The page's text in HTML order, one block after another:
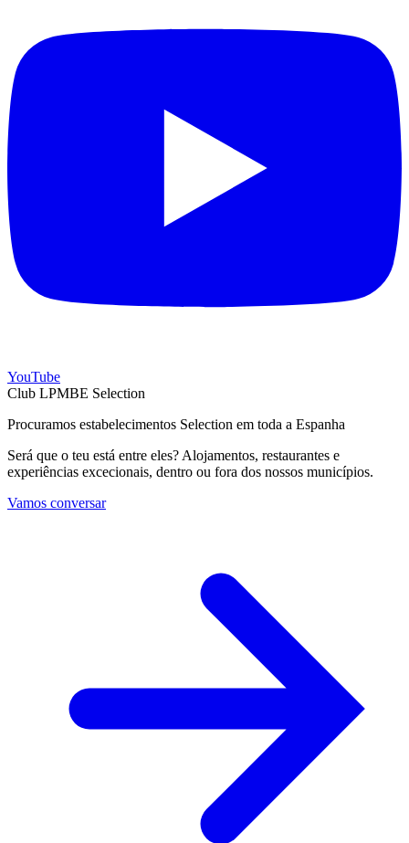
YouTube
Club LPMBE Selection
Procuramos estabelecimentos Selection em toda a Espanha
Será que o teu está entre eles? Alojamentos, restaurantes e
experiências excecionais, dentro ou fora dos nossos municípios.
Vamos conversar